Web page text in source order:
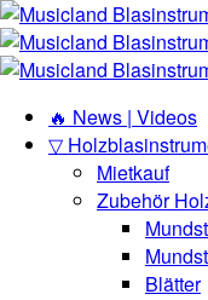
🔥 News | Videos
▽
Mietkauf
Zubehör
Blätter